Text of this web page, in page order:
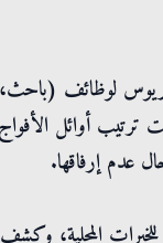
لوظائف
ترتيب أوائل
عدم إرفاقها.